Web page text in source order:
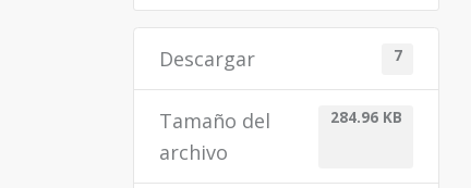
Descargar 7
Tamaño del
archivo
284.96 KB